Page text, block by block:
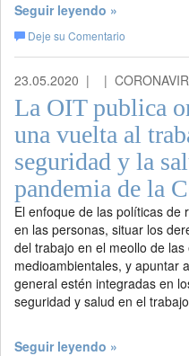
Seguir leyendo »
Deje su Comentario
23.05.2020 | |
La OIT publica
una vuelta al
seguridad y la
pandemia de la
El enfoque de las políticas de
en las personas, situar los
del trabajo en el meollo de
medioambientales, y apuntar
general estén integradas en
seguridad y salud en el
Seguir leyendo »